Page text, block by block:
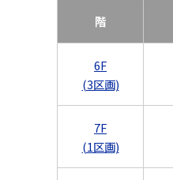
階
6F
(3区画)
7F
(1区画)